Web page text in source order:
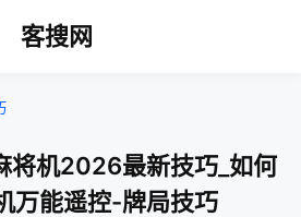
客搜网
将机2026最新技巧_如何
万能遥控-牌局技巧